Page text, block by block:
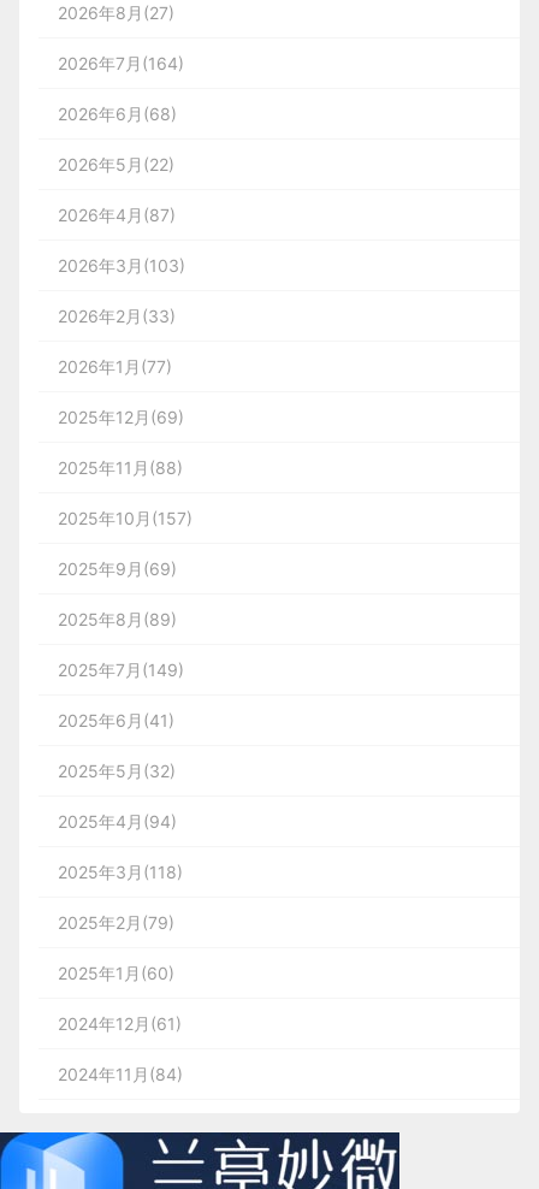
2026年8月(27)
2026年7月(164)
2026年6月(68)
2026年5月(22)
2026年4月(87)
2026年3月(103)
2026年2月(33)
2026年1月(77)
2025年12月(69)
2025年11月(88)
2025年10月(157)
2025年9月(69)
2025年8月(89)
2025年7月(149)
2025年6月(41)
2025年5月(32)
2025年4月(94)
2025年3月(118)
2025年2月(79)
2025年1月(60)
2024年12月(61)
2024年11月(84)
2024年9月(144)